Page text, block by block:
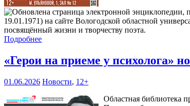
19.01.1971) на сайте Вологодской областной
посвящённый жизни и творчеству поэта.
Подробнее
«Герои на приеме у психолога»
01.06.2026 Новости, 12+
Областная библиотека